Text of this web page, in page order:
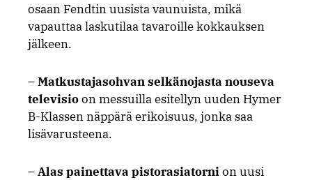
osaan Fendtin uusista vaunuista, mikä
vapauttaa laskutilaa tavaroille kokkauksen
jälkeen.
–Matkustajasohvan selkänojasta nouseva
televisioon messuilla esitellyn uuden Hymer
B-Klassen näppärä erikoisuus, jonka saa
lisävarusteena.
–Alas painettava pistorasiatornion uusi